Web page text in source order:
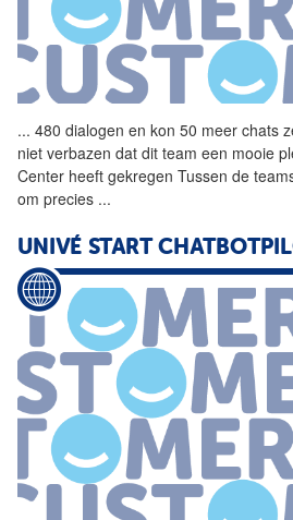
... 480 dialogen en kon 50 meer chats
niet verbazen dat dit team een mooie
Center heeft gekregen Tussen de
om precies ...
UNIVÉ START